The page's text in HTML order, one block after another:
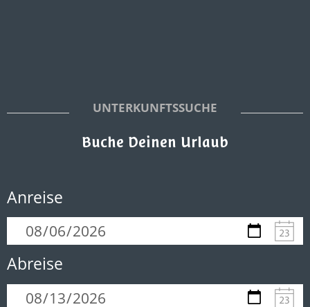
UNTERKUNFTSSUCHE
Buche Deinen Urlaub
Anreise
Abreise